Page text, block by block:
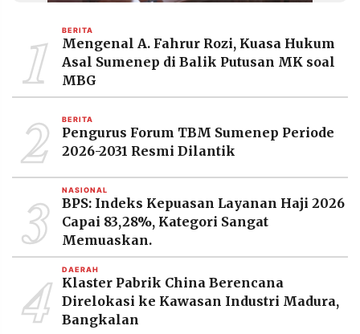
RESOLUSI
PRAMUDITA
2026
PT.
MEDIA
PRAMUDITA
1 BERITA
Mengenal A. Fahrur Rozi, Kuasa Hukum
Asal Sumenep di Balik Putusan MK soal
MBG
2 BERITA
Pengurus Forum TBM Sumenep Periode
2026-2031 Resmi Dilantik
3 NASIONAL
BPS: Indeks Kepuasan Layanan Haji 2026
Capai 83,28%, Kategori Sangat
Memuaskan.
4 DAERAH
Klaster Pabrik China Berencana
Direlokasi ke Kawasan Industri Madura,
Bangkalan